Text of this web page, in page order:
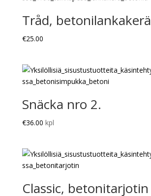
Tråd, betonilankakerä
€25.00
Snäcka nro 2.
€36.00 kpl
Classic, betonitarjotin